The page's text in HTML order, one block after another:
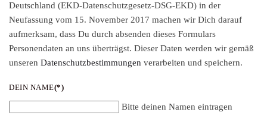
Deutschland (EKD-Datenschutzgesetz-DSG-EKD) in der
Neufassung vom 15. November 2017 machen wir Dich darauf
aufmerksam, dass Du durch absenden dieses Formulars
Personendaten an uns überträgst. Dieser Daten werden wir gemäß
unseren Datenschutzbestimmungen verarbeiten und speichern.
DEIN NAME(*)
Bitte deinen Namen eintragen